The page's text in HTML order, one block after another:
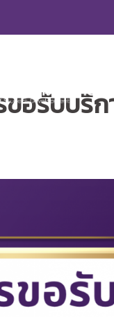
อรับบริ